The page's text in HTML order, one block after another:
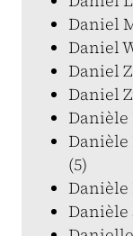
Daniel
Daniel
Daniel
Daniel
Danièle
(5)
Danièle
Danièle